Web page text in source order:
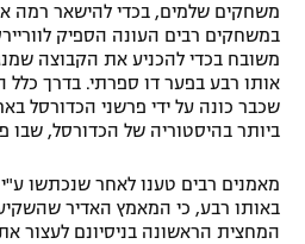
רשיון להקרנה פומבית לבית עסק
הצטרפות לחבילת הערוצים
לוח דרושים – ג'ובנט
משחקים שלמים, בכדי להישאר רמה
במשחקים רבים העונה הספיק
משובח בכדי להכניע את הקבוצה
אותו רבע בפער דו ספרתי. בדרך כלל
שכבר כונה על ידי פרשני הכדורסל
ביותר בהיסטוריה של הכדורסל, שבו
מאמנים רבים טענו לאחר שנכתשו
באותו רבע, כי המאמץ האדיר
המחצית הראשונה בניסיונם לעצור